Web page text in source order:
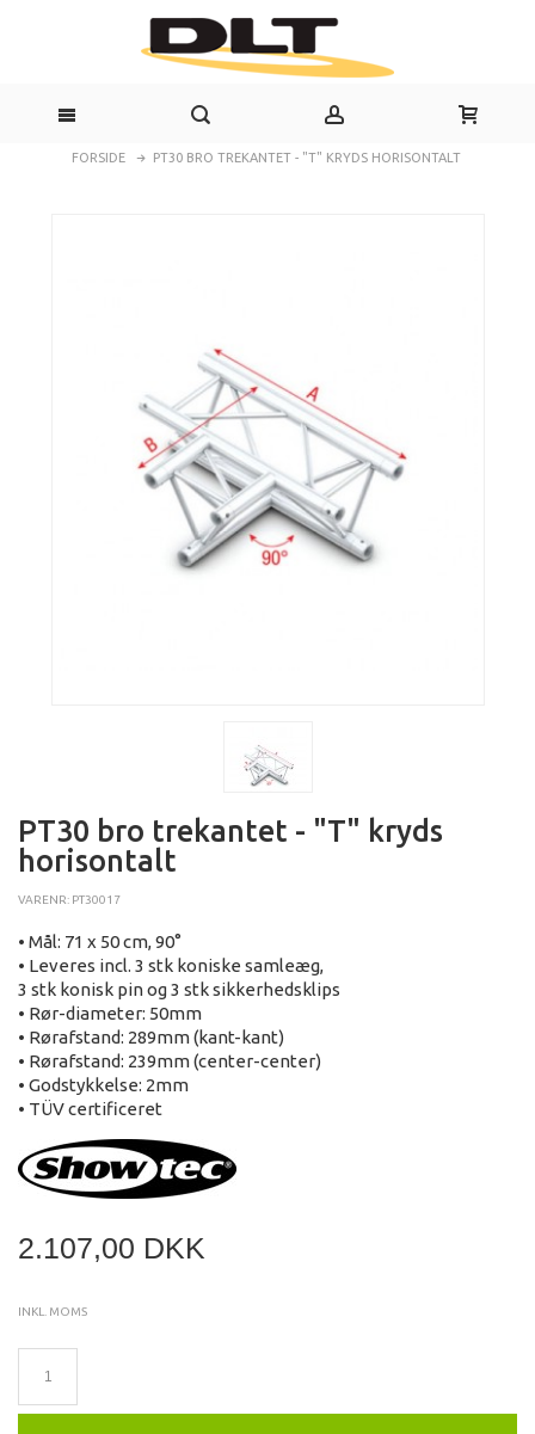
FORSIDE PT30 BRO TREKANTET - "T" KRYDS HORISONTALT
PT30 bro trekantet - "T" kryds
horisontalt
VARENR: PT30017
• Mål: 71 x 50 cm, 90°
• Leveres incl. 3 stk koniske samleæg,
3 stk konisk pin og 3 stk sikkerhedsklips
• Rør-diameter: 50mm
• Rørafstand: 289mm (kant-kant)
• Rørafstand: 239mm (center-center)
• Godstykkelse: 2mm
• TÜV certificeret
2.107,00 DKK
INKL. MOMS